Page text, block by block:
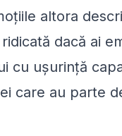
altora
dacă ai
cu ușurință
care au parte